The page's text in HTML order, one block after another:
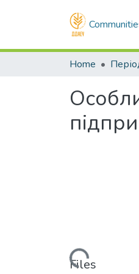
Home
Loading...
Files